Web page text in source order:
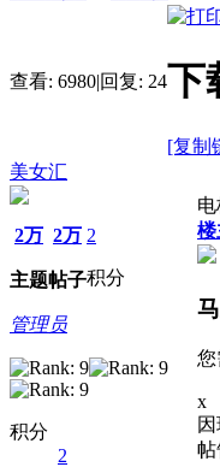
查看: 6980|回复: 24下
[复制
美女汇
2万
主题
2万
帖子
2
积分
管理员
积分
2
楼
您
x
帖